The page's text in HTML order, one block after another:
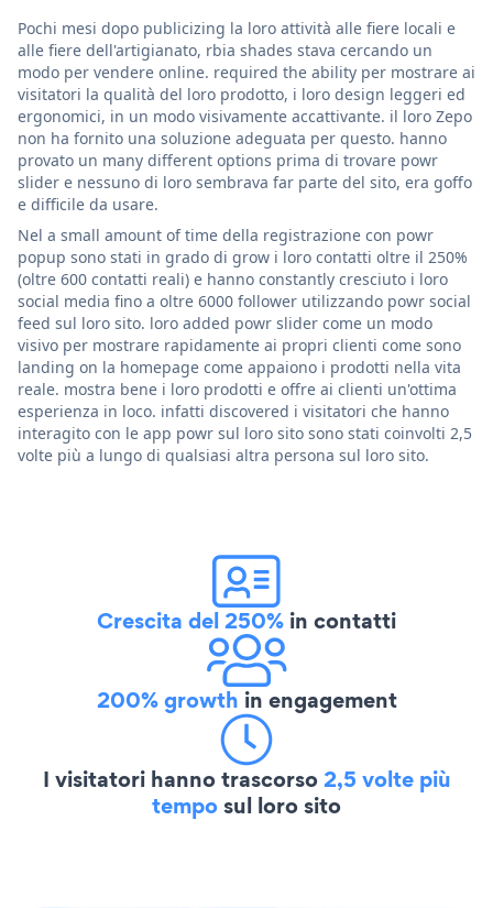
Pochi mesi dopo publicizing la loro attività alle fiere locali e
alle fiere dell'artigianato, rbia shades stava cercando un
modo per vendere online. required the ability per mostrare ai
visitatori la qualità del loro prodotto, i loro design leggeri ed
ergonomici, in un modo visivamente accattivante. il loro Zepo
non ha fornito una soluzione adeguata per questo. hanno
provato un many different options prima di trovare powr
slider e nessuno di loro sembrava far parte del sito, era goffo
e difficile da usare.
Nel a small amount of time della registrazione con powr
popup sono stati in grado di grow i loro contatti oltre il 250%
(oltre 600 contatti reali) e hanno constantly cresciuto i loro
social media fino a oltre 6000 follower utilizzando powr social
feed sul loro sito. loro added powr slider come un modo
visivo per mostrare rapidamente ai propri clienti come sono
landing on la homepage come appaiono i prodotti nella vita
reale. mostra bene i loro prodotti e offre ai clienti un'ottima
esperienza in loco. infatti discovered i visitatori che hanno
interagito con le app powr sul loro sito sono stati coinvolti 2,5
volte più a lungo di qualsiasi altra persona sul loro sito.
Crescita del 250% in contatti
200% growth in engagement
I visitatori hanno trascorso2,5 volte più
temposul loro sito